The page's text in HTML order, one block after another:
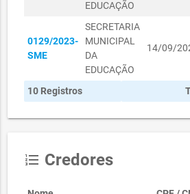
01060066/2023
SECRETARIA
MUNICIPAL
DA
EDUCAÇÃO
01/
01060074/2023
SECRETARIA
MUNICIPAL
01/
SECRETARIA
EDUCAÇÃO
0129/2023-
SME
SECRETARIA
MUNICIPAL
DA
EDUCAÇÃO
14/09/
10 Registros
format_list_numbered Credores